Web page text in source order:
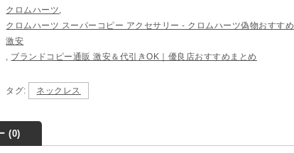
クロムハーツ,
クロムハーツ スーパーコピー アクセサリー - クロムハーツ偽物おすすめ
激安
, ブランドコピー通販 激安＆代引きOK｜優良店おすすめまとめ
タグ: ネックレス
(0)